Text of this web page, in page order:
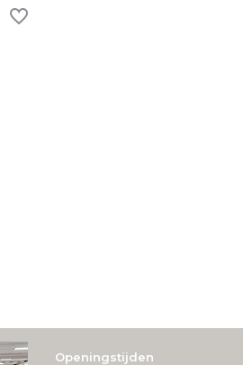
Openingstijden